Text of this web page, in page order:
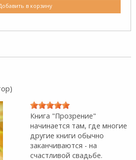
в корзину
Книга "Прозрение"
начинается там, где многие
другие книги обычно
заканчиваются - на
счастливой свадьбе.